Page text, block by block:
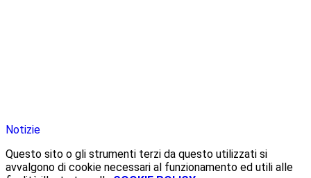
Notizie
Questo sito o gli strumenti terzi da questo utilizzati si
avvalgono di cookie necessari al funzionamento ed utili alle